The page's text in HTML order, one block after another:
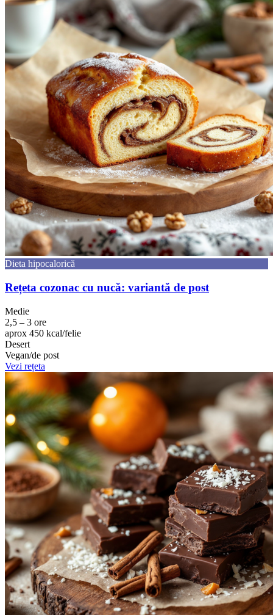
Dieta hipocalorică
Rețeta cozonac cu nucă: variantă de post
Medie
2,5 – 3 ore
aprox 450 kcal/felie
Desert
Vegan/de post
Vezi rețeta